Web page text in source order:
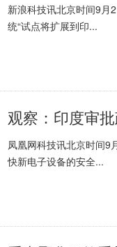
新浪科技讯北京时间9月
统“试点将扩展到印...
观察：印度审
凤凰网科技讯北京时间9
快新电子设备的安全...